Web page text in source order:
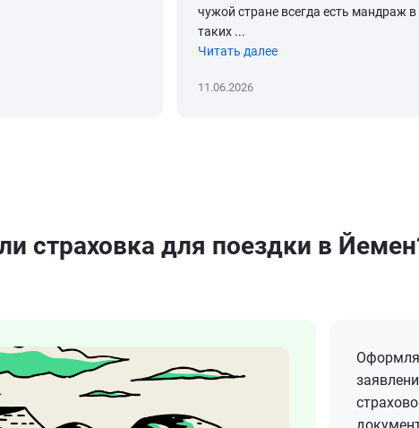
чужой стране всегда есть мандраж в
таких ...
Читать далее
11.06.2026
страховка для поездки в